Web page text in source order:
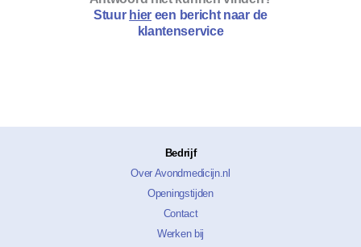
Stuur hier een bericht naar de
klantenservice
Bedrijf
Over Avondmedicijn.nl
Openingstijden
Contact
Werken bij